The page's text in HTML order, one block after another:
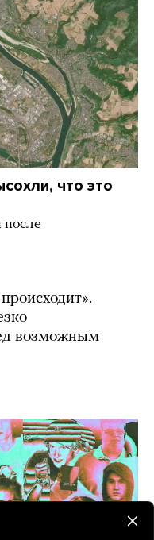
что это
после
возможным